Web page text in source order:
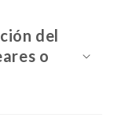
del
o